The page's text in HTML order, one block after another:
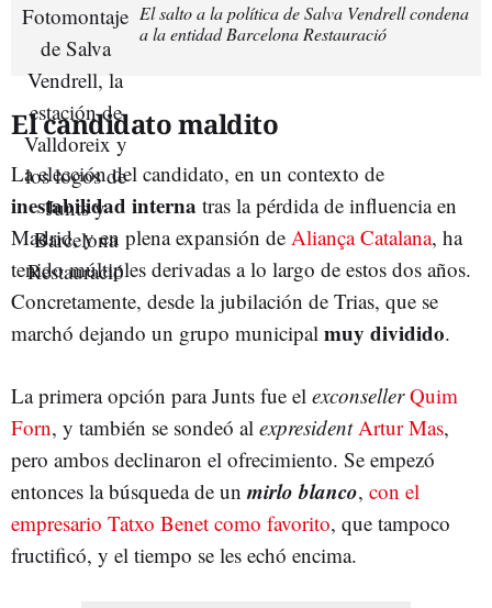
El salto a la política de Salva Vendrell condena
a la entidad Barcelona Restauració
El candidato maldito
La elección del candidato, en un contexto de
inestabilidad interna tras la pérdida de influencia en
Madrid, y en plena expansión de Aliança Catalana, ha
tenido múltiples derivadas a lo largo de estos dos años.
Concretamente, desde la jubilación de Trias, que se
marchó dejando un grupo municipal muy dividido.
La primera opción para Junts fue el exconseller Quim
Forn, y también se sondeó al expresident Artur Mas,
pero ambos declinaron el ofrecimiento. Se empezó
entonces la búsqueda de un mirlo blanco, con el
empresario Tatxo Benet como favorito, que tampoco
fructificó, y el tiempo se les echó encima.